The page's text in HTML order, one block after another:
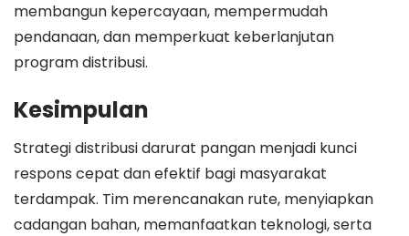
membangun kepercayaan, mempermudah
pendanaan, dan memperkuat keberlanjutan
program distribusi.
Kesimpulan
Strategi distribusi darurat pangan menjadi kunci
respons cepat dan efektif bagi masyarakat
terdampak. Tim merencanakan rute, menyiapkan
cadangan bahan, memanfaatkan teknologi, serta